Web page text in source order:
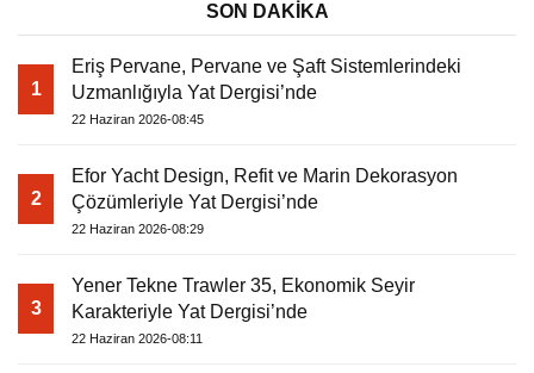
SON DAKİKA
1
Eriş Pervane, Pervane ve Şaft Sistemlerindeki
Uzmanlığıyla Yat Dergisi’nde
22 Haziran 2026-08:45
2
Efor Yacht Design, Refit ve Marin Dekorasyon
Çözümleriyle Yat Dergisi’nde
22 Haziran 2026-08:29
3
Yener Tekne Trawler 35, Ekonomik Seyir
Karakteriyle Yat Dergisi’nde
22 Haziran 2026-08:11